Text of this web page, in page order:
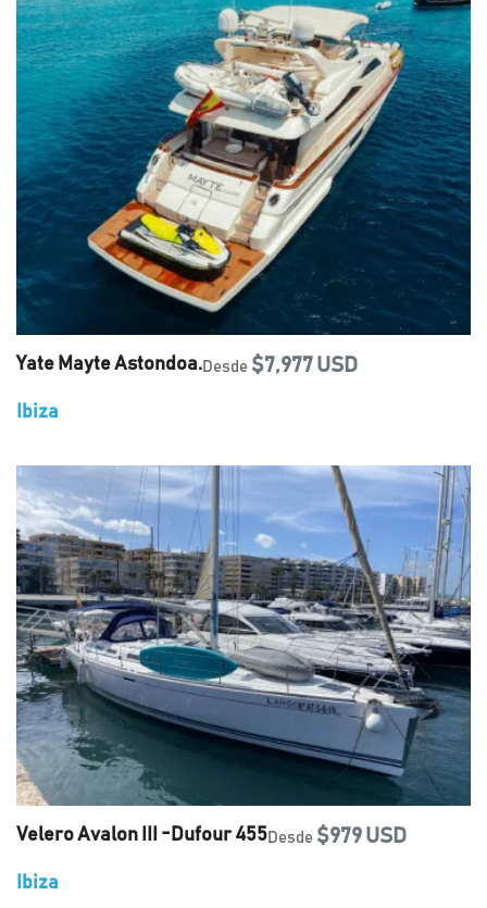
Yate Mayte Astondoa.Desde $7,977 USD
Ibiza
Velero Avalon III -Dufour 455Desde $979 USD
Ibiza